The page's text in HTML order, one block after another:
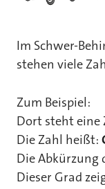
Im Schwer-
stehen viele
Zum Beispiel:
Dort steht eine
Die Zahl heißt:
Die Abkürzung
Dieser Grad